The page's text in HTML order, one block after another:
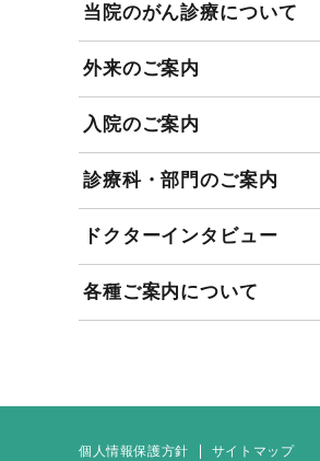
当院のがん診療について
外来のご案内
入院のご案内
診療科・部門のご案内
ドクターインタビュー
各種ご案内について
個人情報保護方針 サイトマップ